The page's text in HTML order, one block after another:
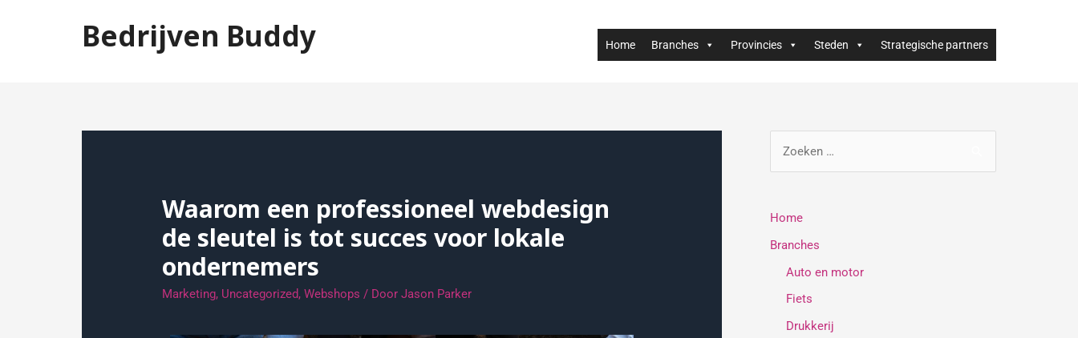
Bedrijven Buddy Home Branches Provincies Steden Strategische partners
Waarom een professioneel webdesign
de sleutel is tot succes voor lokale
ondernemers
Marketing, Uncategorized,Webshops / DoorJason Parker
Home
Branches
Auto en motor
Fiets
Drukkerij